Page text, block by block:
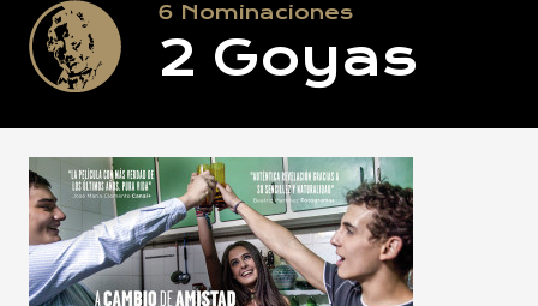
6 Nominaciones
2 Goyas